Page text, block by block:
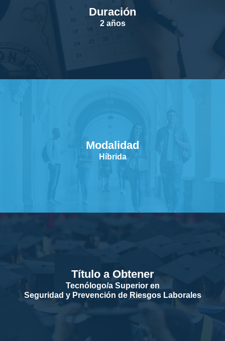
Duración
2 años
Modalidad
Híbrida
Título a Obtener
Tecnólogo/a Superior en
Seguridad y Prevención de Riesgos Laborales